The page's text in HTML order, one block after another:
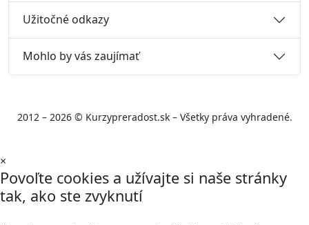
Užitočné odkazy
Mohlo by vás zaujímať
2012 – 2026 © Kurzypreradost.sk – Všetky práva vyhradené.
×
Povoľte cookies a užívajte si naše stránky
tak, ako ste zvyknutí